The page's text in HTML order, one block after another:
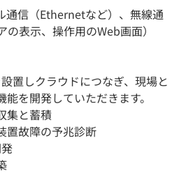
通信（Ethernetなど）、無線通
表示、操作用のWeb画面）
置しクラウドにつなぎ、現場と
を開発していただきます。
集と蓄積
置故障の予兆診断